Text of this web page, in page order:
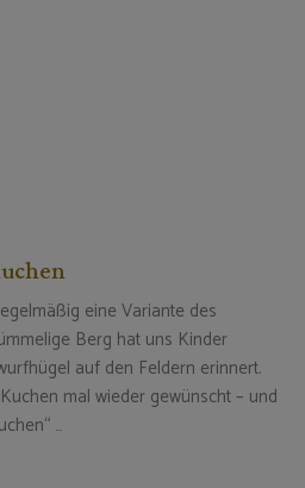
eine Variante des
Berg hat uns Kinder
auf den Feldern erinnert.
mal wieder gewünscht – und
…